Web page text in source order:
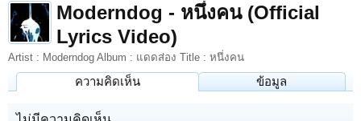
Moderndog - หนึ่งคน (Official
Lyrics Video)
Artist : Moderndog Album : แดดส่อง Title : หนึ่งคน
ความคิดเห็น ข้อมูล